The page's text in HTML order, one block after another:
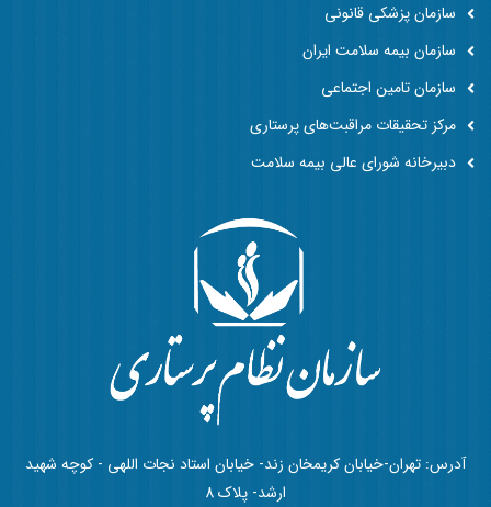
آدرس: تهران-خیابان کریمخان زند- خیابان استاد نجات اللهی - کوچه شهید
ارشد- پلاک 8
سازمان پزشکی قانونی
سازمان بیمه سلامت ایران
سازمان تامین اجتماعی
مرکز تحقیقات مراقبت‌های پرستاری
دبیرخانه شورای عالی بیمه سلامت